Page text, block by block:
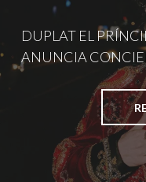
DUPLAT EL
ANUNCIA